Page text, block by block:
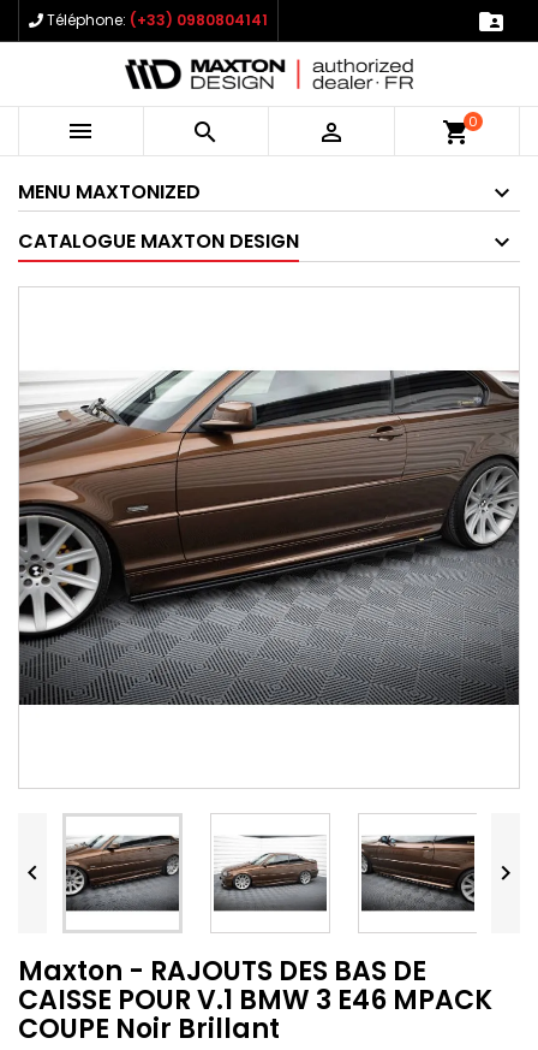
Téléphone: (+33) 0980804141 
   shopping_cart0
MENU MAXTONIZED
CATALOGUE MAXTON DESIGN
 
Maxton - RAJOUTS DES BAS DE
CAISSE POUR V.1 BMW 3 E46 MPACK
COUPE Noir Brillant